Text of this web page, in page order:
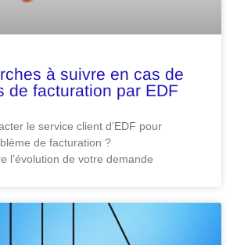
à suivre en cas de
de facturation par EDF
le service client d’EDF pour
de facturation ?
l’évolution de votre demande